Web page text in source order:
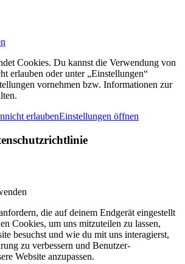
Cookies. Du kannst die Verwendung von
erlauben oder unter „Einstellungen“
vornehmen bzw. Informationen zur
nicht erlaubenEinstellungen öffnen
die auf deinem Endgerät eingestellt
Cookies, um uns mitzuteilen zu lassen,
besuchst und wie du mit uns interagierst,
zu verbessern und Benutzer-
Website anzupassen.